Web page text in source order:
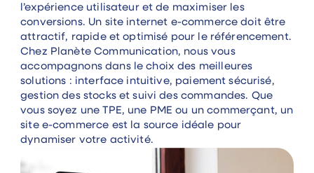
l’expérience utilisateur et de maximiser les
conversions. Un site internet e-commerce doit être
attractif, rapide et optimisé pour le référencement.
Chez Planète Communication, nous vous
accompagnons dans le choix des meilleures
solutions : interface intuitive, paiement sécurisé,
gestion des stocks et suivi des commandes. Que
vous soyez une TPE, une PME ou un commerçant, un
site e-commerce est la source idéale pour
dynamiser votre activité.